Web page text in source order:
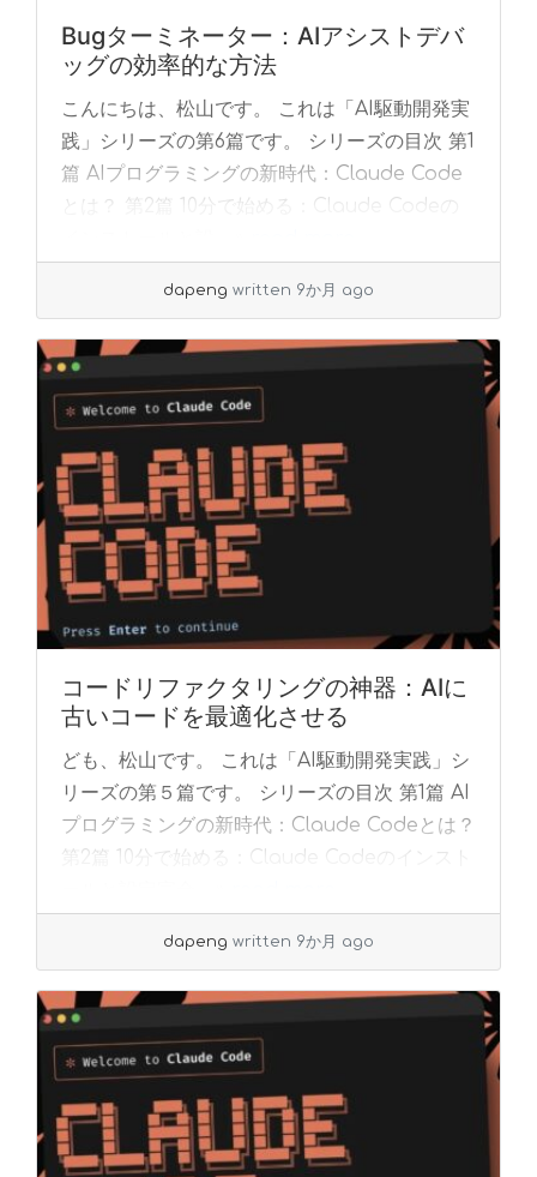
Bugターミネーター：AIアシストデバ
ッグの効率的な方法
こんにちは、松山です。 これは「AI駆動開発実
践」シリーズの第6篇です。 シリーズの目次 第1
篇 AIプログラミングの新時代：Claude Code
とは？ 第2篇 10分で始める：Claude Codeの
dapeng written 9か月 ago
コードリファクタリングの神器：AIに
古いコードを最適化させる
ども、松山です。 これは「AI駆動開発実践」シ
リーズの第５篇です。 シリーズの目次 第1篇 AI
プログラミングの新時代：Claude Codeとは？
第2篇 10分で始める：Claude Codeのインスト
dapeng written 9か月 ago